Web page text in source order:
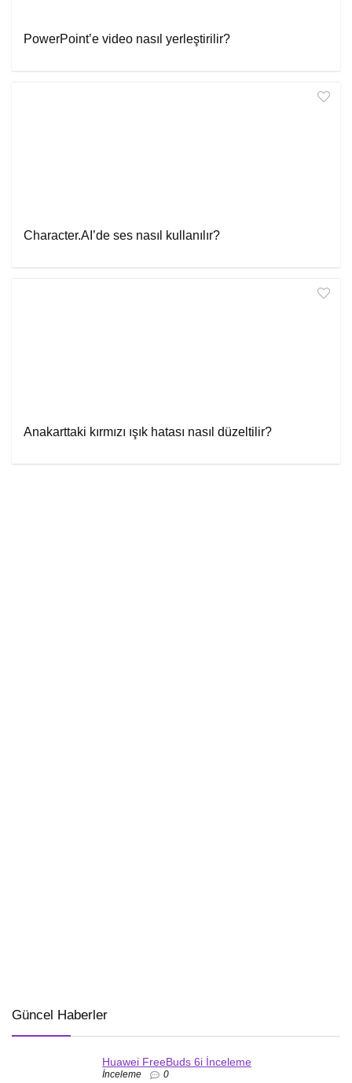
PowerPoint’e video nasıl yerleştirilir?
Character.AI’de ses nasıl kullanılır?
Anakarttaki kırmızı ışık hatası nasıl düzeltilir?
Güncel Haberler
Huawei FreeBuds 6i İnceleme
İnceleme 0